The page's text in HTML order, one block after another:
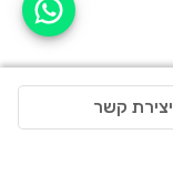
יצירת קשר
אפשר לעזור?